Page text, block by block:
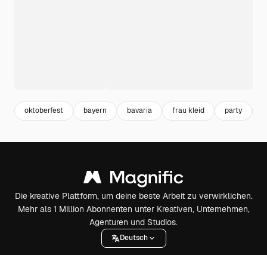
oktoberfest bayern bavaria frau kleid party
Die kreative Plattform, um deine beste Arbeit zu verwirklichen.
Mehr als 1 Million Abonnenten unter Kreativen, Unternehmen,
Agenturen und Studios.
Deutsch